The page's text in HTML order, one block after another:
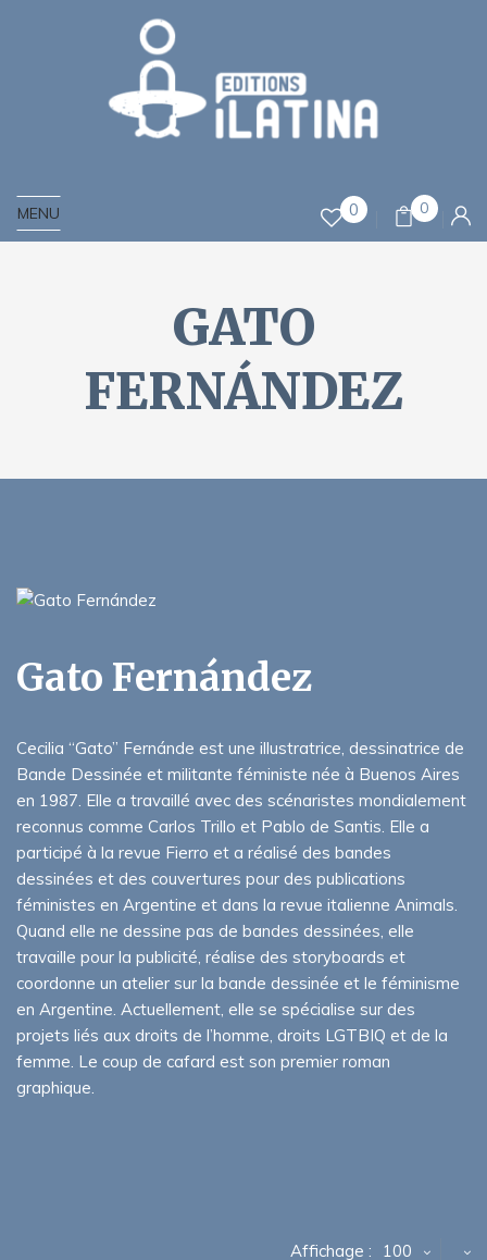
MENU 0 0
GATO
FERNÁNDEZ
Gato Fernández
Cecilia “Gato” Fernánde est une illustratrice, dessinatrice de
Bande Dessinée et militante féministe née à Buenos Aires
en 1987. Elle a travaillé avec des scénaristes mondialement
reconnus comme Carlos Trillo et Pablo de Santis. Elle a
participé à la revue Fierro et a réalisé des bandes
dessinées et des couvertures pour des publications
féministes en Argentine et dans la revue italienne Animals.
Quand elle ne dessine pas de bandes dessinées, elle
travaille pour la publicité, réalise des storyboards et
coordonne un atelier sur la bande dessinée et le féminisme
en Argentine. Actuellement, elle se spécialise sur des
projets liés aux droits de l’homme, droits LGTBIQ et de la
femme. Le coup de cafard est son premier roman
graphique.
Affichage : 100